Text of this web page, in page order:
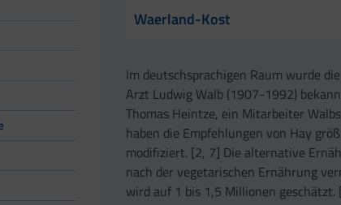
Waerland-Kost
Im deutschsprachigen Raum wurde
Arzt Ludwig Walb (1907-1992)
Thomas Heintze, ein Mitarbeiter
haben die Empfehlungen von Hay
modifiziert. [2, 7] Die alternative
nach der vegetarischen Ernährung
wird auf 1 bis 1,5 Millionen geschätzt.